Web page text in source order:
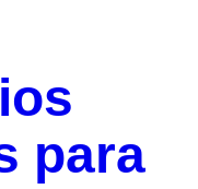
para